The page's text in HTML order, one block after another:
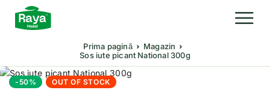
Prima pagină
Magazin
Sos iute picant National 300g
-50% OUT OF STOCK